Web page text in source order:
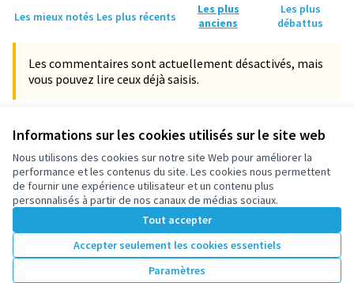
Informations sur les cookies utilisés sur le site web
Nous utilisons des cookies sur notre site Web pour améliorer la
performance et les contenus du site. Les cookies nous permettent
de fournir une expérience utilisateur et un contenu plus
personnalisés à partir de nos canaux de médias sociaux.
Tout accepter
Accepter seulement les cookies essentiels
Paramètres
Les mieux notés Les plus récents
Les plus
anciens
Les plus
débattus
Les commentaires sont actuellement désactivés, mais
vous pouvez lire ceux déjà saisis.
Commentaire 511
Martinet09/05/2021 11:57 …
il ne faudrait pas oublier des espaces fleuries dans les
cités HLM. Toutes les avenues de la ville pour le bien
être de tous ...!!